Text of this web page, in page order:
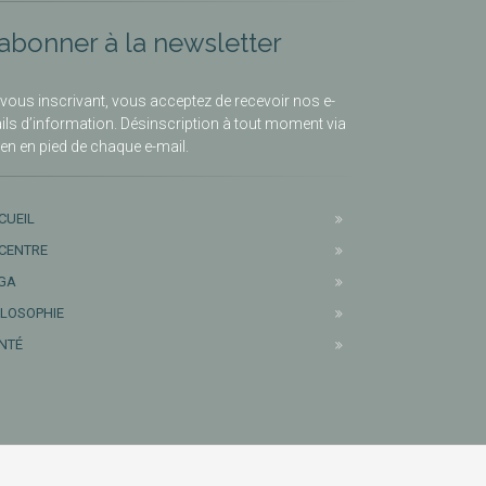
à la newsletter
vous inscrivant, vous acceptez de recevoir nos e-
d’information. Désinscription à tout moment via
en pied de chaque e-mail.